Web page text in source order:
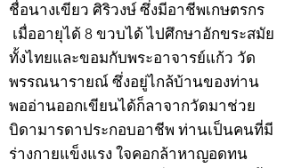
ชื่อนางเขียว ศิริวงษ์ ซึ่งมีอาชีพเกษตรกร
เมื่ออายุได้ 8 ขวบได้ ไปศึกษาอักขระสมัย
ทั้งไทยและขอมกับพระอาจารย์แก้ว วัด
พรรณนารายณ์ ซึ่งอยู่ไกล้บ้านของท่าน
พออ่านออกเขียนได้ก็ลาจากวัดมาช่วย
บิดามารดาประกอบอาชีพ ท่านเป็นคนที่มี
ร่างกายแข็งแรง ใจคอกล้าหาญอดทน